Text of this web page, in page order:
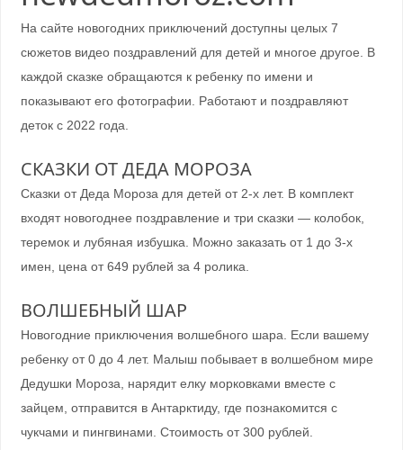
На сайте новогодних приключений доступны целых 7
сюжетов видео поздравлений для детей и многое другое. В
каждой сказке обращаются к ребенку по имени и
показывают его фотографии. Работают и поздравляют
деток с 2022 года.
СКАЗКИ ОТ ДЕДА МОРОЗА
Сказки от Деда Мороза для детей от 2-х лет. В комплект
входят новогоднее поздравление и три сказки — колобок,
теремок и лубяная избушка. Можно заказать от 1 до 3-х
имен, цена от 649 рублей за 4 ролика.
ВОЛШЕБНЫЙ ШАР
Новогодние приключения волшебного шара. Если вашему
ребенку от 0 до 4 лет. Малыш побывает в волшебном мире
Дедушки Мороза, нарядит елку морковками вместе с
зайцем, отправится в Антарктиду, где познакомится с
чукчами и пингвинами. Стоимость от 300 рублей.